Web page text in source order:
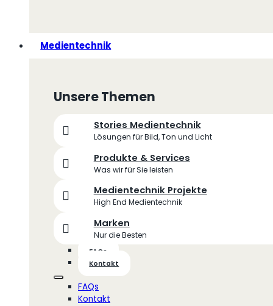
Medientechnik
Unsere Themen
Stories Medientechnik
Lösungen für Bild, Ton und Licht
Produkte & Services
Was wir für Sie leisten
Medientechnik Projekte
High End Medientechnik
Marken
Nur die Besten
FAQs
Kontakt
FAQs
Kontakt